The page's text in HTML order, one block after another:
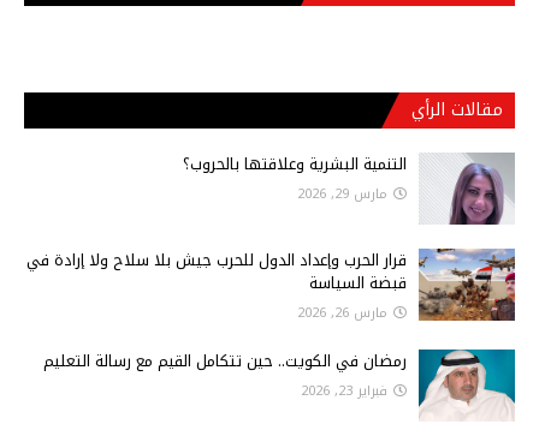
مقالات الرأي
التنمية البشرية وعلاقتها بالحروب؟
مارس 29, 2026
قرار الحرب وإعداد الدول للحرب جيش بلا سلاح ولا إرادة في
قبضة السياسة
مارس 26, 2026
رمضان في الكويت.. حين تتكامل القيم مع رسالة التعليم
فبراير 23, 2026